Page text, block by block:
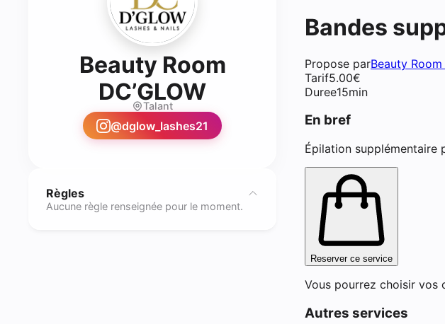
Beauty Room
DC’GLOW- Rehaussement de
Talant
@dglow_lashes21
Règles
Aucune règle renseignée pour le moment.
Bandes
Propose parBeauty Room
Tarif5.00€
Duree15min
En bref
Épilation supplémentaire
Reserver ce service
Vous pourrez choisir vos
Autres services